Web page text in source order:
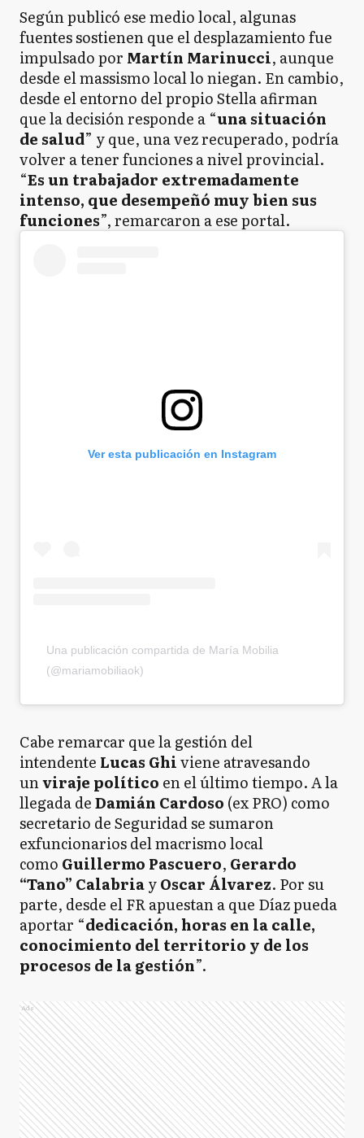
Según publicó ese medio local, algunas
fuentes sostienen que el desplazamiento fue
impulsado por Martín Marinucci, aunque
desde el massismo local lo niegan. En cambio,
desde el entorno del propio Stella afirman
que la decisión responde a “una situación
de salud” y que, una vez recuperado, podría
volver a tener funciones a nivel provincial.
“Es un trabajador extremadamente
intenso, que desempeñó muy bien sus
funciones”, remarcaron a ese portal.
Ver esta publicación en Instagram
Una publicación compartida de María Mobilia
(@mariamobiliaok)
Cabe remarcar que la gestión del
intendente Lucas Ghiviene atravesando
unviraje político en el último tiempo. A la
llegada deDamián Cardoso (ex PRO) como
secretario de Seguridad se sumaron
exfuncionarios del macrismo local
como Guillermo Pascuero, Gerardo
“Tano” CalabriayOscar Álvarez. Por su
parte, desde el FR apuestan a que Díaz pueda
aportar “dedicación, horas en la calle,
conocimiento del territorio y de los
procesos de la gestión”.
Ads